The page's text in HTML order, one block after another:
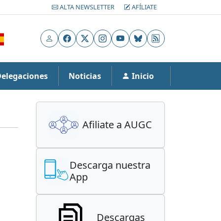
ALTA NEWSLETTER AFÍLIATE
UsuarioFacebook
X Instagram
YouTubeBluesky
RSS
Noticias Inicio
Afiliate a AUGC
Descarga nuestra
App
Descargas